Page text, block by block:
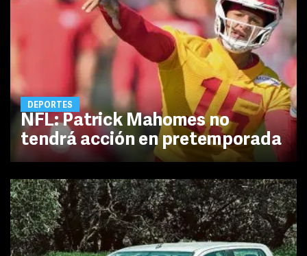
DEPORTES
NFL: Patrick Mahomes no
tendrá acción en pretemporada